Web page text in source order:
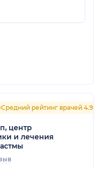
Средний рейтинг врачей 4.9
центр
и лечения